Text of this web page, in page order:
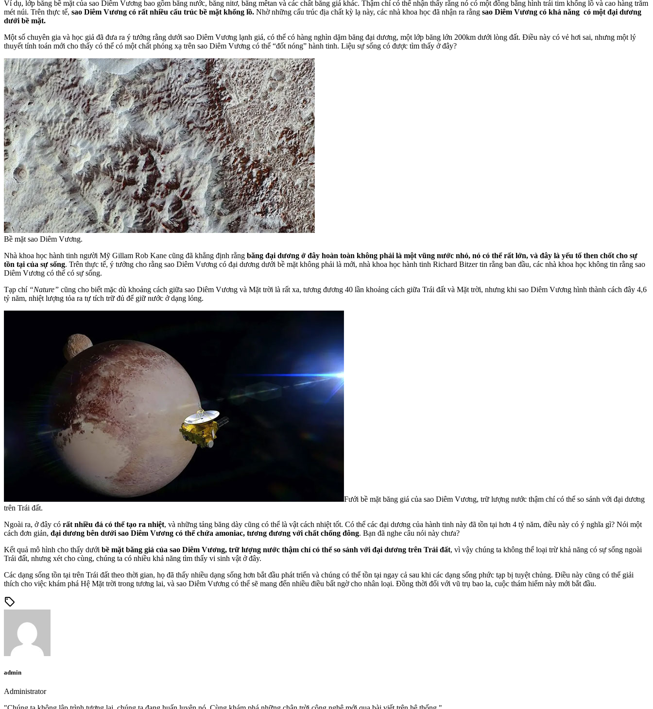
Ví dụ, lớp băng bề mặt của sao Diêm Vương bao gồm băng nước, băng nitơ, băng mêtan và các chất băng giá khác. Thậm chí có thể nhận thấy rằng nó có một đồng bằng hình trái tim khổng lồ và cao hàng trăm
mét núi. Trên thực tế, sao Diêm Vương có rất nhiều cấu trúc bề mặt khổng lồ. Nhờ những cấu trúc địa chất kỳ lạ này, các nhà khoa học đã nhận ra rằng sao Diêm Vương có khả năng có một đại dương
dưới bề mặt.
Một số chuyên gia và học giả đã đưa ra ý tưởng rằng dưới sao Diêm Vương lạnh giá, có thể có hàng nghìn dặm băng đại dương, một lớp băng lớn 200km dưới lòng đất. Điều này có vẻ hơi sai, nhưng một lý
thuyết tính toán mới cho thấy có thể có một chất phóng xạ trên sao Diêm Vương có thể “đốt nóng” hành tinh. Liệu sự sống có được tìm thấy ở đây?
Bề mặt sao Diêm Vương.
Nhà khoa học hành tinh người Mỹ Gillam Rob Kane cũng đã khẳng định rằng băng đại dương ở đây hoàn toàn không phải là một vũng nước nhỏ, nó có thể rất lớn, và đây là yếu tố then chốt cho sự
tồn tại của sự sống. Trên thực tế, ý tưởng cho rằng sao Diêm Vương có đại dương dưới bề mặt không phải là mới, nhà khoa học hành tinh Richard Bitzer tin rằng ban đầu, các nhà khoa học không tin rằng sao
Diêm Vương có thể có sự sống.
Tạp chí “Nature” cũng cho biết mặc dù khoảng cách giữa sao Diêm Vương và Mặt trời là rất xa, tương đương 40 lần khoảng cách giữa Trái đất và Mặt trời, nhưng khi sao Diêm Vương hình thành cách đây 4,6
tỷ năm, nhiệt lượng tỏa ra tự tích trữ đủ để giữ nước ở dạng lỏng.
Fưới bề mặt băng giá của sao Diêm Vương, trữ lượng nước thậm chí có thể so sánh với đại dương
trên Trái đất.
Ngoài ra, ở đây có rất nhiều đá có thể tạo ra nhiệt, và những tảng băng dày cũng có thể là vật cách nhiệt tốt. Có thể các đại dương của hành tinh này đã tồn tại hơn 4 tỷ năm, điều này có ý nghĩa gì? Nói một
cách đơn giản, đại dương bên dưới sao Diêm Vương có thể chứa amoniac, tương đương với chất chống đông. Bạn đã nghe câu nói này chưa?
Kết quả mô hình cho thấy dưới bề mặt băng giá của sao Diêm Vương, trữ lượng nước thậm chí có thể so sánh với đại dương trên Trái đất, vì vậy chúng ta không thể loại trừ khả năng có sự sống ngoài
Trái đất, nhưng xét cho cùng, chúng ta có nhiều khả năng tìm thấy vi sinh vật ở đây.
Các dạng sống tồn tại trên Trái đất theo thời gian, họ đã thấy nhiều dạng sống hơn bắt đầu phát triển và chúng có thể tồn tại ngay cả sau khi các dạng sống phức tạp bị tuyệt chủng. Điều này cũng có thể giải
thích cho việc khám phá Hệ Mặt trời trong tương lai, và sao Diêm Vương có thể sẽ mang đến nhiều điều bất ngờ cho nhân loại. Đồng thời đối với vũ trụ bao la, cuộc thám hiểm này mới bắt đầu.
sell
admin
Administrator